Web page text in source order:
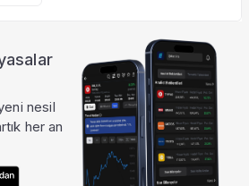
nesil
her an